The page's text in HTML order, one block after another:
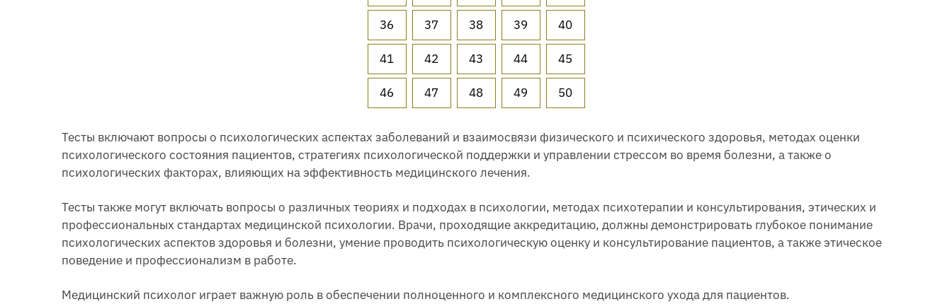
36 37 38 39 40
41 42 43 44 45
46 47 48 49 50
Тесты включают вопросы о психологических аспектах заболеваний и взаимосвязи физического и психического здоровья, методах оценки
психологического состояния пациентов, стратегиях психологической поддержки и управлении стрессом во время болезни, а также о
психологических факторах, влияющих на эффективность медицинского лечения.
Тесты также могут включать вопросы о различных теориях и подходах в психологии, методах психотерапии и консультирования, этических и
профессиональных стандартах медицинской психологии. Врачи, проходящие аккредитацию, должны демонстрировать глубокое понимание
психологических аспектов здоровья и болезни, умение проводить психологическую оценку и консультирование пациентов, а также этическое
поведение и профессионализм в работе.
Медицинский психолог играет важную роль в обеспечении полноценного и комплексного медицинского ухода для пациентов.